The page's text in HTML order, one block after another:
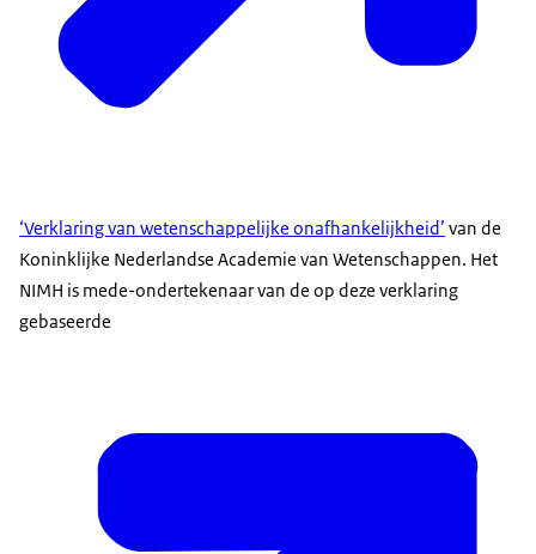
‘Verklaring van wetenschappelijke onafhankelijkheid’ van de
Koninklijke Nederlandse Academie van Wetenschappen. Het
NIMH is mede-ondertekenaar van de op deze verklaring
gebaseerde